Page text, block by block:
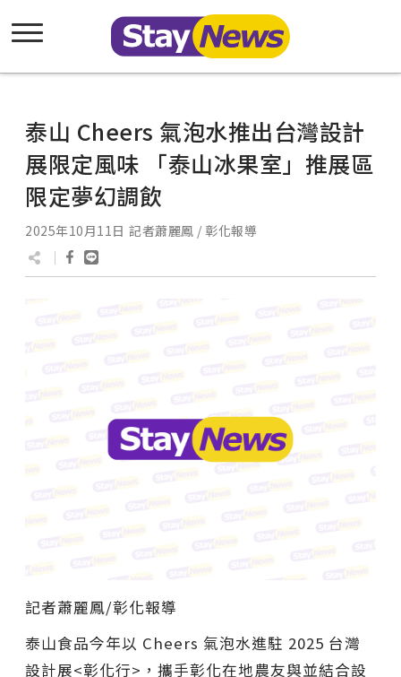
泰山 Cheers 氣泡水推出台灣設計
展限定風味 「泰山冰果室」推展區
限定夢幻調飲
2025年10月11日 記者蕭麗鳳 / 彰化報導
記者蕭麗鳳/彰化報導
泰山食品今年以 Cheers 氣泡水進駐 2025 台灣
設計展<彰化行>，攜手彰化在地農友與並結合設